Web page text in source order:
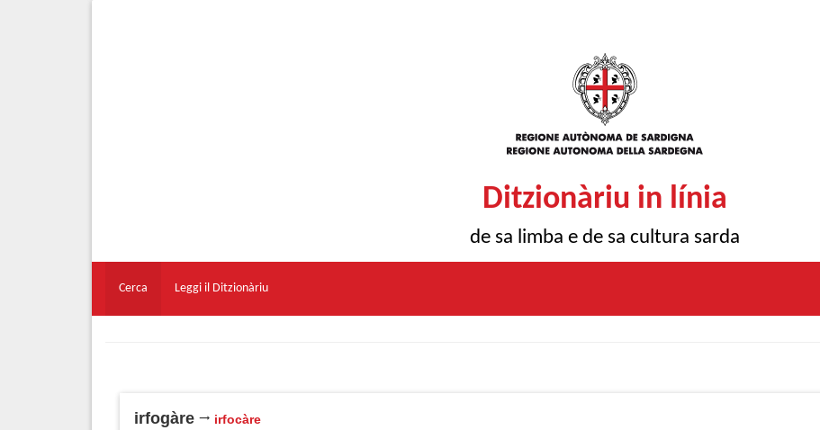
Ditzionàriu in línia
de sa limba e de sa cultura sarda
Cerca Leggi il Ditzionàriu
irfogàre irfocàre